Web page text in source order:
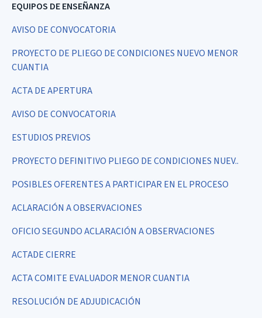
EQUIPOS DE ENSEÑANZA
AVISO DE CONVOCATORIA
PROYECTO DE PLIEGO DE CONDICIONES NUEVO MENOR
CUANTIA
ACTA DE APERTURA
AVISO DE CONVOCATORIA
ESTUDIOS PREVIOS
PROYECTO DEFINITIVO PLIEGO DE CONDICIONES NUEV..
POSIBLES OFERENTES A PARTICIPAR EN EL PROCESO
ACLARACIÓN A OBSERVACIONES
OFICIO SEGUNDO ACLARACIÓN A OBSERVACIONES
ACTADE CIERRE
ACTA COMITE EVALUADOR MENOR CUANTIA
RESOLUCIÓN DE ADJUDICACIÓN